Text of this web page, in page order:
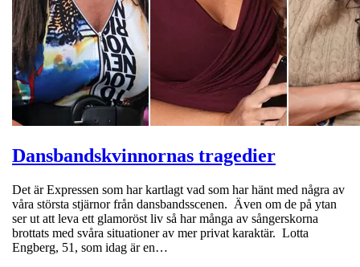
Dansbandskvinnornas tragedier
Det är Expressen som har kartlagt vad som har hänt med några av
våra största stjärnor från dansbandsscenen. Även om de på ytan
ser ut att leva ett glamoröst liv så har många av sångerskorna
brottats med svåra situationer av mer privat karaktär. Lotta
Engberg, 51, som idag är en…